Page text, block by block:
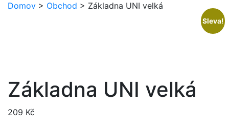
Domov > Obchod > Základna UNI velká
Základna UNI velká
209 Kč
Sleva!